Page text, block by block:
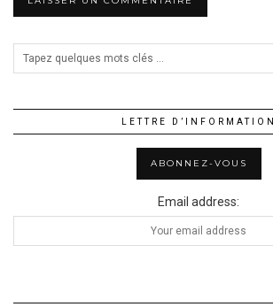
LETTRE D’INFORMATION
Email address: